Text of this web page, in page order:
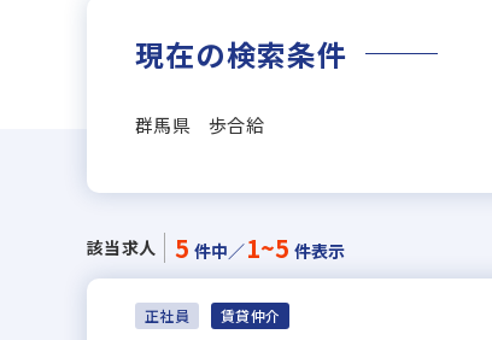
現在の検索条件
群馬県 歩合給
該当求人 5 件中／1~5 件表示
正社員 賃貸仲介